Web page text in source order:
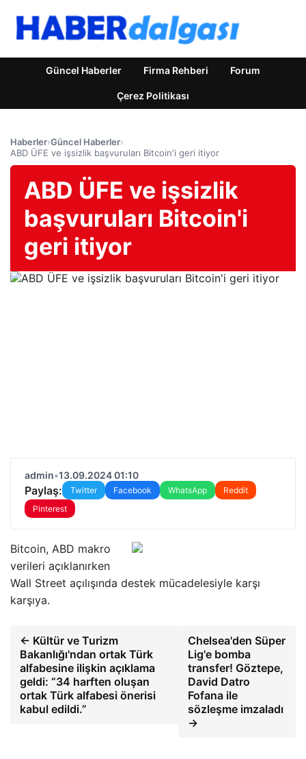
Güncel Haberler Firma Rehberi Forum
Çerez Politikası
Haberler›Güncel Haberler›
ABD ÜFE ve işsizlik başvuruları Bitcoin'i geri itiyor
ABD ÜFE ve işsizlik
başvuruları Bitcoin'i
geri itiyor
admin•13.09.2024 01:10
Paylaş: Twitter Facebook WhatsApp
Reddit
Pinterest
Bitcoin, ABD makro
verileri açıklanırken
Wall Street açılışında destek mücadelesiyle karşı
karşıya.
← Kültür ve Turizm
Bakanlığı'ndan ortak Türk
alfabesine ilişkin açıklama
geldi: “34 harften oluşan
ortak Türk alfabesi önerisi
kabul edildi.”
Chelsea'den Süper
Lig'e bomba
transfer! Göztepe,
David Datro
Fofana ile
sözleşme imzaladı
→